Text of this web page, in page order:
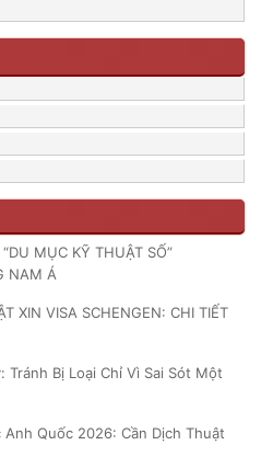
MỤC KỸ THUẬT SỐ”
NAM Á
XIN VISA SCHENGEN: CHI TIẾT
Bị Loại Chỉ Vì Sai Sót Một
Anh Quốc 2026: Cần Dịch Thuật